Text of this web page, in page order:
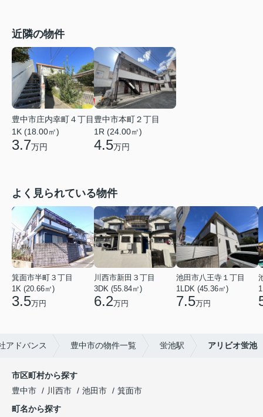
近隣の物件
豊中市庄内幸町４丁目
1K (18.00㎡)
3.7万円
豊中市本町２丁目
1R (24.00㎡)
4.5万円
よく見られている物件
箕面市半町３丁目
1K (20.66㎡)
3.5万円
川西市新田３丁目
3DK (55.84㎡)
6.2万円
池田市八王寺１丁目
1LDK (45.36㎡)
7.5万円
アドバンス 豊中市の物件一覧 蛍池駅 アリビオ蛍池
市区町村から探す
豊中市
川西市 池田市
箕面市
町名から探す